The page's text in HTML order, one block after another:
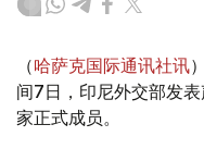
（哈萨克国际通讯社讯
间7日，印尼外交部发
家正式成员。